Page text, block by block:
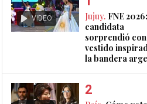
VIDEO Jujuy. FNE
candidata
sorprendió con
vestido
la bandera